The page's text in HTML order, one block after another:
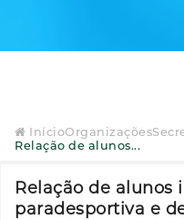
InícioOrganizações
Relação de alunos...
Relação de alunos
paradesportiva e